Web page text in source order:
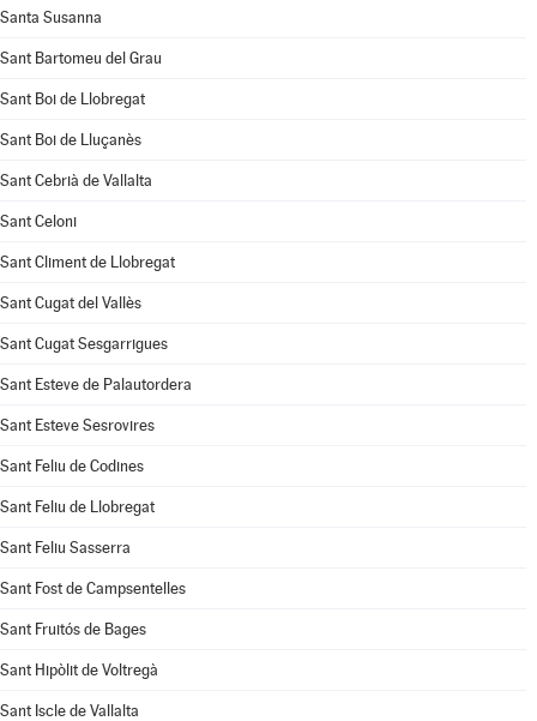
Santa Susanna
Sant Bartomeu del Grau
Sant Boi de Llobregat
Sant Boi de Lluçanès
Sant Cebrià de Vallalta
Sant Celoni
Sant Climent de Llobregat
Sant Cugat del Vallès
Sant Cugat Sesgarrigues
Sant Esteve de Palautordera
Sant Esteve Sesrovires
Sant Feliu de Codines
Sant Feliu de Llobregat
Sant Feliu Sasserra
Sant Fost de Campsentelles
Sant Fruitós de Bages
Sant Hipòlit de Voltregà
Sant Iscle de Vallalta